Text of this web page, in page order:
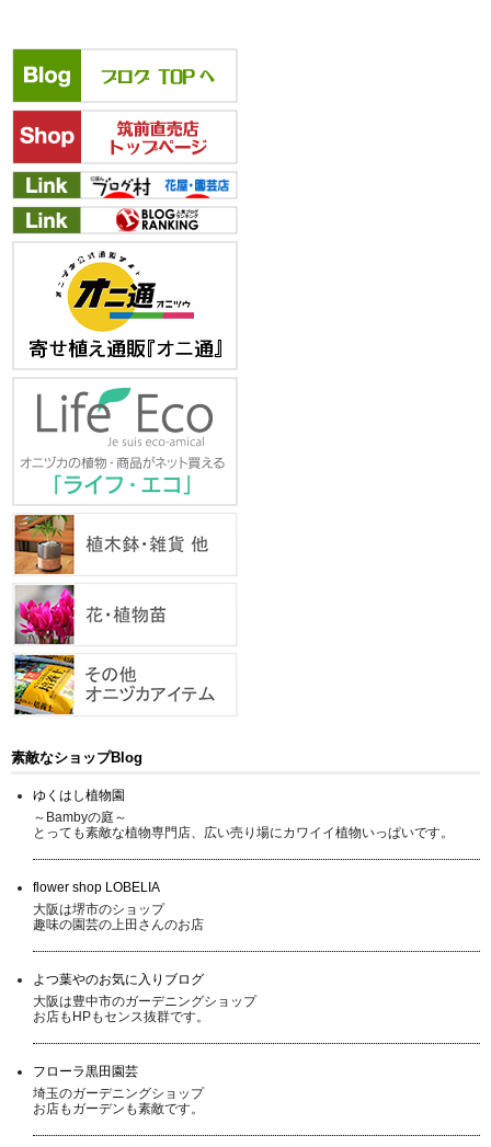
素敵なショップBlog
ゆくはし植物園
～Bambyの庭～
とっても素敵な植物専門店、広い売り場にカワイイ植物いっぱいです。
flower shop LOBELIA
大阪は堺市のショップ
趣味の園芸の上田さんのお店
よつ葉やのお気に入りブログ
大阪は豊中市のガーデニングショップ
お店もHPもセンス抜群です。
フローラ黒田園芸
埼玉のガーデニングショップ
お店もガーデンも素敵です。